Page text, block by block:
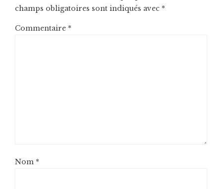
champs obligatoires sont indiqués avec *
Commentaire *
Nom *